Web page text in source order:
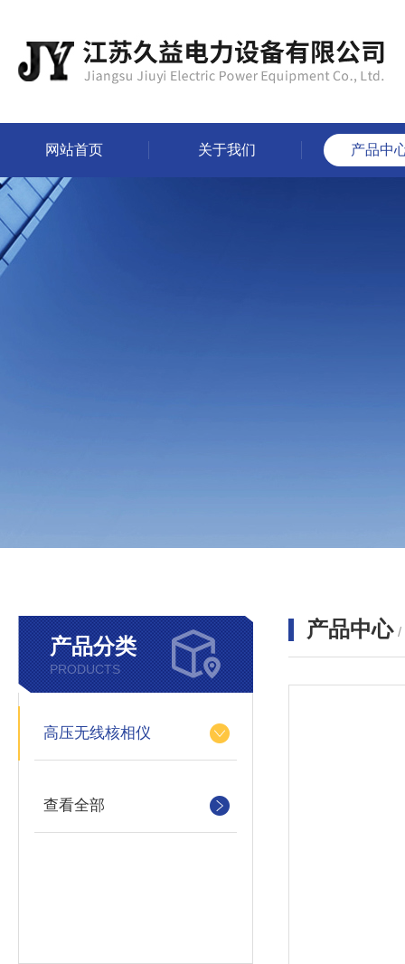
网站首页 关于我们 产品中
产品分类
PRODUCTS
高压无线核相仪
查看全部
产品中心 /